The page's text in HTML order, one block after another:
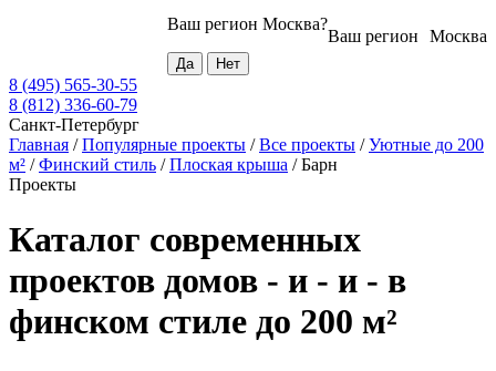
Москва
Ваш регион
Ваш регион Москва?
8 (495) 565-30-55
8 (812) 336-60-79
Санкт-Петербург
Главная /Популярные проекты /Все проекты /Уютные до 200
м² /Финский стиль /Плоская крыша /Барн
Проекты
Каталог современных
проектов домов - и - и - в
финском стиле до 200 м²